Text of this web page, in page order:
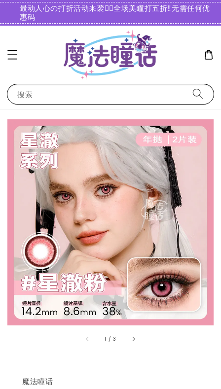
最动人心の打折活动来袭❤️‍🔥全场美瞳打五折‼️无需任何优
惠码️
搜索
1 /3
魔法瞳话